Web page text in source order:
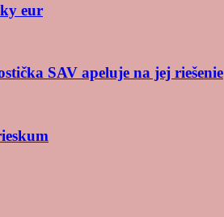
eur
SAV apeluje na jej riešenie